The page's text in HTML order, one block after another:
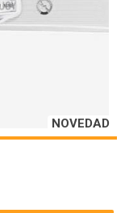
NOVEDAD